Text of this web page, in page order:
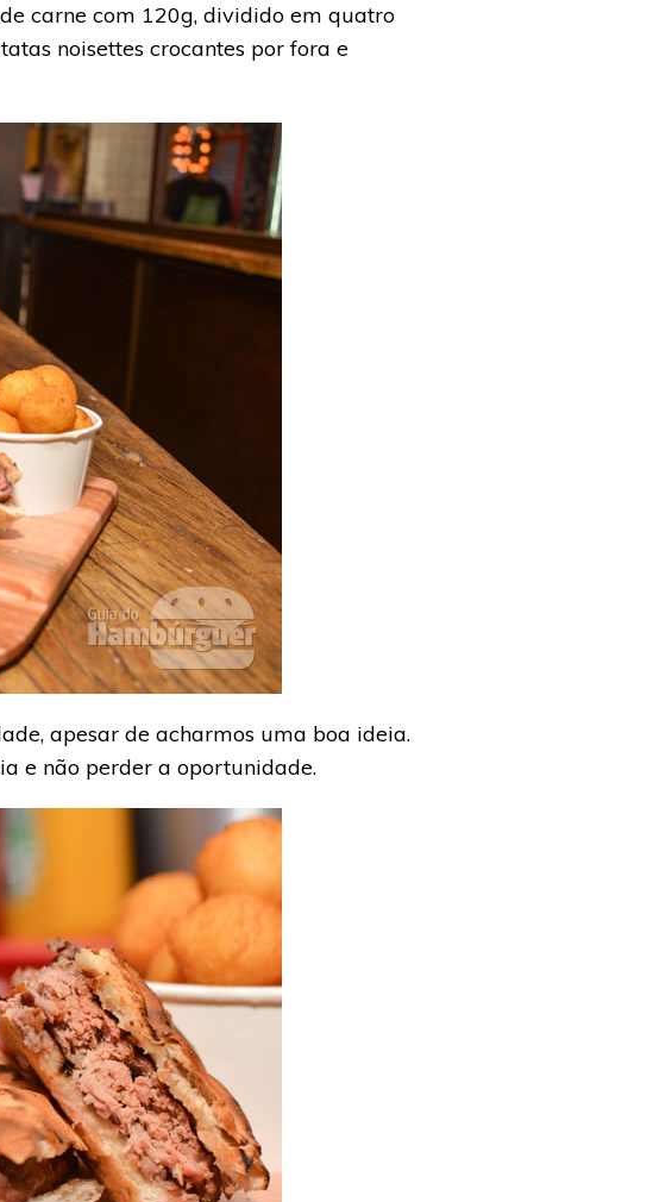
carne com 120g, dividido em quatro
noisettes crocantes por fora e
apesar de acharmos uma boa ideia.
e não perder a oportunidade.